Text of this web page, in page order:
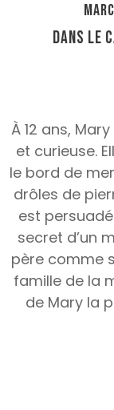
Dans le
À 12 ans,
et curieuse.
le bord de
drôles de
est
secret d’un
père comme
famille de la
de Mary la